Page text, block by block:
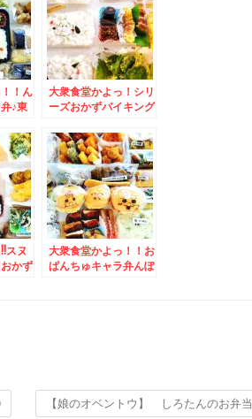
の
艸`*)
ム」美味(*´艸`*)
！ん
♪東
刺
イ」
れも
店内
！
大衆食堂かよっ！シリ
ーズおかずバイキング
いえば「トニーズピ
ザ」の「フレッシュト
マトピザ」(*´艸`*)
スヌ
かず
大衆食堂かよっ！！お
ぱんちゅキャラ弁んぽ
【娘のオベントウ】 しろたんのお弁当